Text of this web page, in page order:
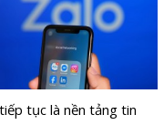
tục là nền tảng tin